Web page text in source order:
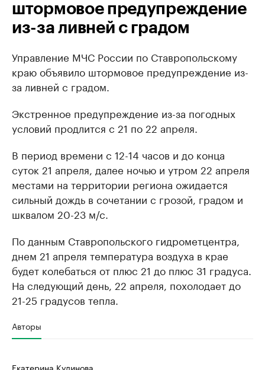
штормовое предупреждение
из-за ливней с градом
Управление МЧС России по Ставропольскому
краю объявило штормовое предупреждение из-
за ливней с градом.
Экстренное предупреждение из-за погодных
условий продлится с 21 по 22 апреля.
В период времени с 12-14 часов и до конца
суток 21 апреля, далее ночью и утром 22 апреля
местами на территории региона ожидается
сильный дождь в сочетании с грозой, градом и
шквалом 20-23 м/с.
По данным Ставропольского гидрометцентра,
днем 21 апреля температура воздуха в крае
будет колебаться от плюс 21 до плюс 31 градуса.
На следующий день, 22 апреля, похолодает до
21-25 градусов тепла.
Авторы
Екатерина Кудинова